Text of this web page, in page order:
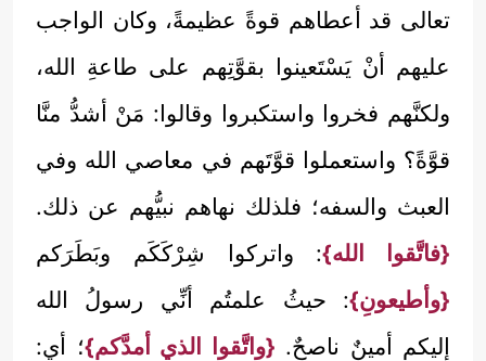
تعالى قد أعطاهم قوةً عظيمةً، وكان الواجب
عليهم أنْ يَسْتَعينوا بقوَّتِهم على طاعةِ الله،
ولكنَّهم فخروا واستكبروا وقالوا: مَنْ أشدُّ منَّا
قوَّةً؟ واستعملوا قوَّتَهم في معاصي الله وفي
العبث والسفه؛ فلذلك نهاهم نبيُّهم عن ذلك.
{فاتَّقوا الله}: واتركوا شِرْكَكَم وبَطَرَكم
{وأطيعونِ}: حيثُ علمتُم أنِّي رسولُ الله
إليكم أمينٌ ناصحٌ. {واتَّقوا الذي أمدَّكم}؛ أي: